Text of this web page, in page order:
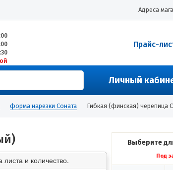
Адреса
Прайс-
Личный
форма нарезки Соната Гибкая (финская) черепица
Выберите
Под
листа и количество.